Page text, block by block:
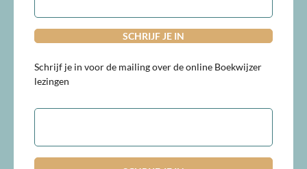
Schrijf je in voor de mailing over de online Boekwijzer
lezingen
E-